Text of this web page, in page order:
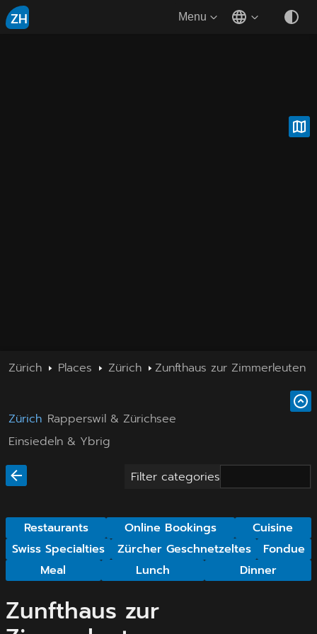
ZH Menu
Zürich Places Zürich Zunfthaus zur Zimmerleuten
Zürich Rapperswil & Zürichsee
Einsiedeln & Ybrig
Filter categories
Restaurants Online Bookings
Cuisine
Swiss Specialties
Zürcher Geschnetzeltes
Fondue
Meal
Lunch Dinner
Zunfthaus zur